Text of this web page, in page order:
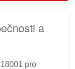
a
pro